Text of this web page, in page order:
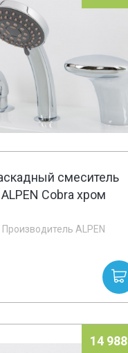
смеситель
ALPEN Cobra хром
Производитель ALPEN
14 988